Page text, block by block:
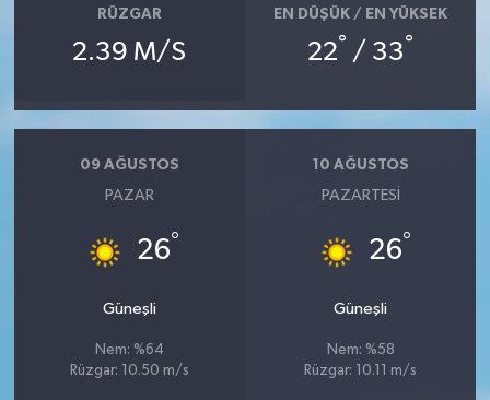
RÜZGAR
2.39 M/S
EN DÜŞÜK / EN YÜKSEK
22° / 33°
09 AĞUSTOS
PAZAR
26°
Güneşli
Nem: %64
Rüzgar: 10.50 m/s
10 AĞUSTOS
PAZARTESI
26°
Güneşli
Nem: %58
Rüzgar: 10.11 m/s